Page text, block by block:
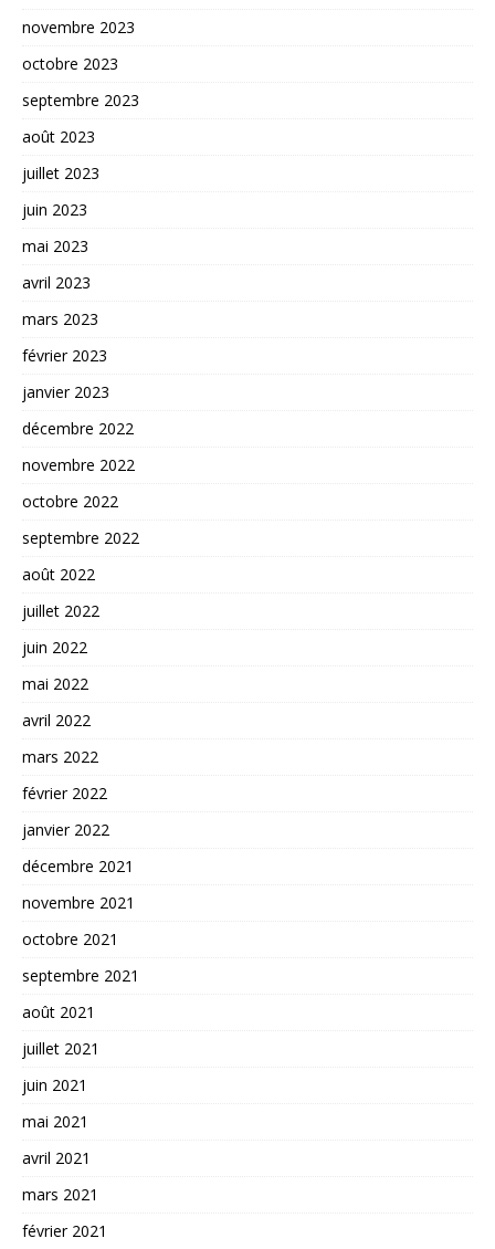
novembre 2023
octobre 2023
septembre 2023
août 2023
juillet 2023
juin 2023
mai 2023
avril 2023
mars 2023
février 2023
janvier 2023
décembre 2022
novembre 2022
octobre 2022
septembre 2022
août 2022
juillet 2022
juin 2022
mai 2022
avril 2022
mars 2022
février 2022
janvier 2022
décembre 2021
novembre 2021
octobre 2021
septembre 2021
août 2021
juillet 2021
juin 2021
mai 2021
avril 2021
mars 2021
février 2021